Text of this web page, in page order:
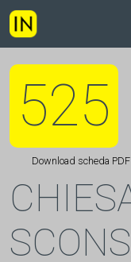
525
Download scheda PDF